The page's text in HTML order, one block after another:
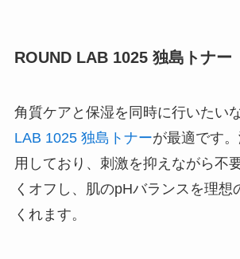
ROUND LAB 1025 独島トナー
角質ケアと保湿を同時に行いたいな
LAB 1025 独島トナーが最適です
用しており、刺激を抑えながら不
くオフし、肌のpHバランスを理想
くれます。